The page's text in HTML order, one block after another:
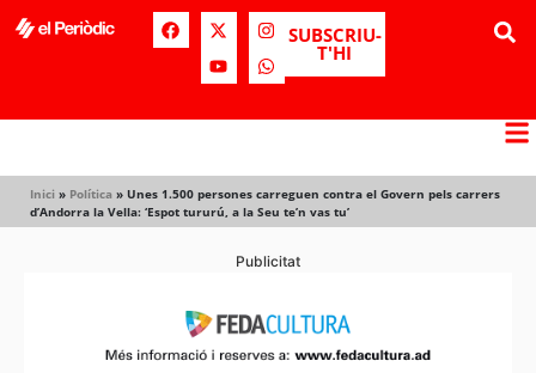
SUBSCRIU-
T'HI
Inici » Política » Unes 1.500 persones carreguen contra el Govern pels carrers
d’Andorra la Vella: ‘Espot tururú, a la Seu te’n vas tu’
Publicitat